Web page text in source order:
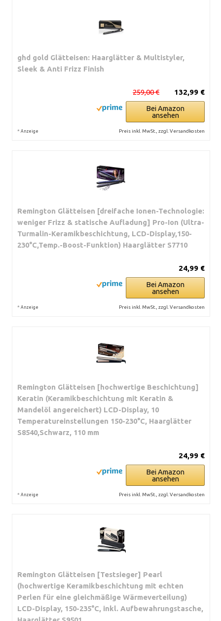
ghd gold Glätteisen: Haarglätter & Multistyler,
Sleek & Anti Frizz Finish
132,99 €
259,00 €
Bei Amazon
ansehen
* Anzeige Preis inkl. MwSt., zzgl. Versandkosten
Remington Glätteisen [dreifache Ionen-Technologie:
weniger Frizz & statische Aufladung] Pro-Ion (Ultra-
Turmalin-Keramikbeschichtung, LCD-Display,150-
230°C,Temp.-Boost-Funktion) Haarglätter S7710
24,99 €
Bei Amazon
ansehen
* Anzeige Preis inkl. MwSt., zzgl. Versandkosten
Remington Glätteisen [hochwertige Beschichtung]
Keratin (Keramikbeschichtung mit Keratin &
Mandelöl angereichert) LCD-Display, 10
Temperatureinstellungen 150-230°C, Haarglätter
S8540,Schwarz, 110 mm
24,99 €
Bei Amazon
ansehen
* Anzeige Preis inkl. MwSt., zzgl. Versandkosten
Remington Glätteisen [Testsieger] Pearl
(hochwertige Keramikbeschichtung mit echten
Perlen für eine gleichmäßige Wärmeverteilung)
LCD-Display, 150-235°C, inkl. Aufbewahrungstasche,